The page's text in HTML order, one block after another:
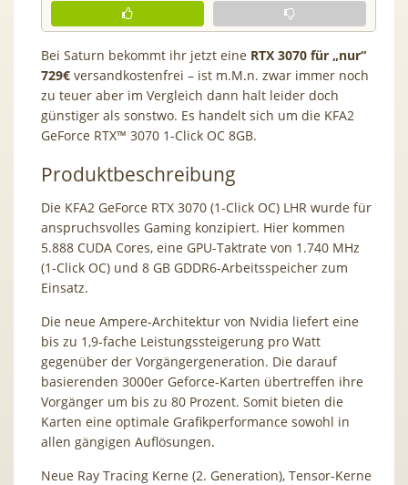
Bei Saturn bekommt ihr jetzt eine RTX 3070 für „nur“
729€ versandkostenfrei – ist m.M.n. zwar immer noch
zu teuer aber im Vergleich dann halt leider doch
günstiger als sonstwo. Es handelt sich um die KFA2
GeForce RTX™ 3070 1-Click OC 8GB.
Produktbeschreibung
Die KFA2 GeForce RTX 3070 (1-Click OC) LHR wurde für
anspruchsvolles Gaming konzipiert. Hier kommen
5.888 CUDA Cores, eine GPU-Taktrate von 1.740 MHz
(1-Click OC) und 8 GB GDDR6-Arbeitsspeicher zum
Einsatz.
Die neue Ampere-Architektur von Nvidia liefert eine
bis zu 1,9-fache Leistungssteigerung pro Watt
gegenüber der Vorgängergeneration. Die darauf
basierenden 3000er Geforce-Karten übertreffen ihre
Vorgänger um bis zu 80 Prozent. Somit bieten die
Karten eine optimale Grafikperformance sowohl in
allen gängigen Auflösungen.
Neue Ray Tracing Kerne (2. Generation), Tensor-Kerne